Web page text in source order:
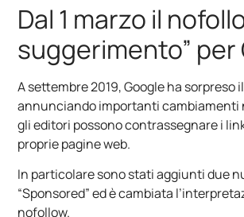
Dal 1 marzo il
suggerimento” per
A settembre 2019, Google ha sorpreso
annunciando importanti cambiamenti
gli editori possono contrassegnare i
proprie pagine web.
In particolare sono stati aggiunti due
“Sponsored” ed è cambiata
nofollow.